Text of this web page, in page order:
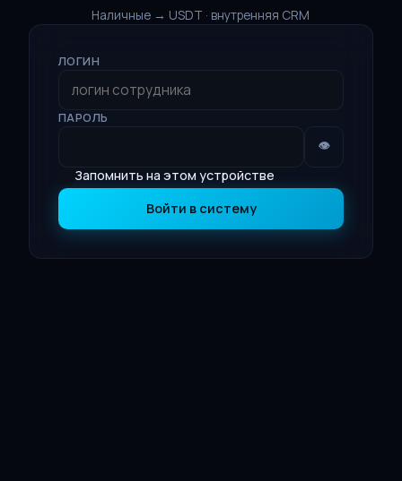
Наличные → USDT · внутренняя CRM
ЛОГИН
ПАРОЛЬ
👁
Запомнить на этом устройстве
Войти в систему